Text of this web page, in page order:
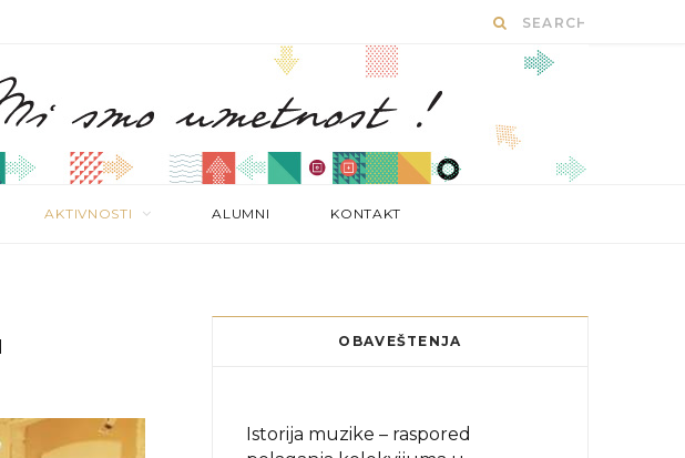
AKTIVNOSTI ALUMNI KONTAKT
OBAVEŠTENJA
Istorija muzike – raspored